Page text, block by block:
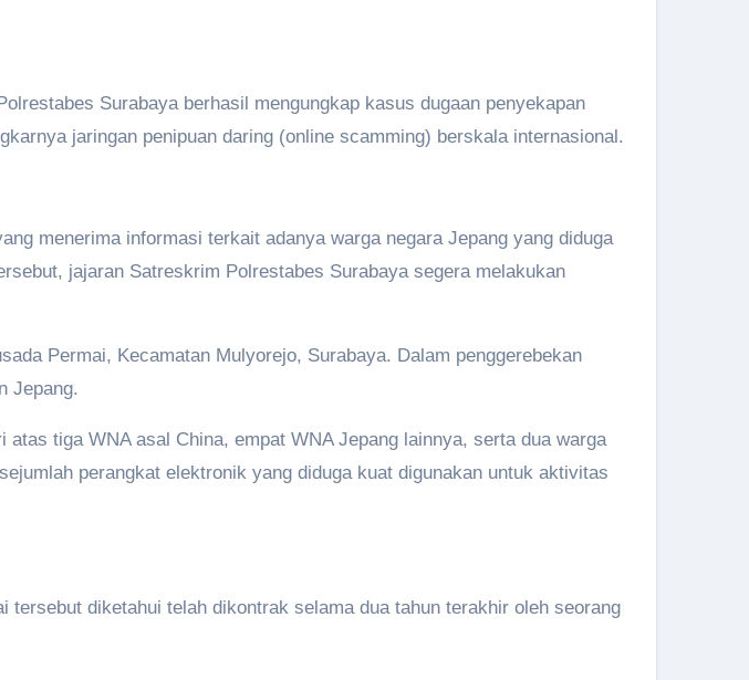
Surabaya berhasil mengungkap kasus dugaan penyekapan
jaringan penipuan daring (online scamming) berskala internasional.
menerima informasi terkait adanya warga negara Jepang yang diduga
jajaran Satreskrim Polrestabes Surabaya segera melakukan
Permai, Kecamatan Mulyorejo, Surabaya. Dalam penggerebekan
Jepang.
tiga WNA asal China, empat WNA Jepang lainnya, serta dua warga
perangkat elektronik yang diduga kuat digunakan untuk aktivitas
diketahui telah dikontrak selama dua tahun terakhir oleh seorang